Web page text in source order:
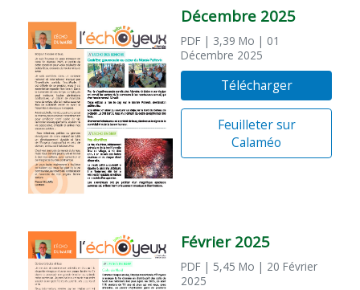
Décembre 2025
PDF | 3,39 Mo | 01
Décembre 2025
Télécharger
Feuilleter sur
Calaméo
Février 2025
PDF | 5,45 Mo | 20 Février
2025